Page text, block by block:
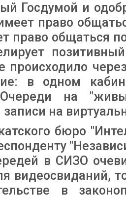
Госдумой и
право
право общаться
происходило
в одном
Очереди на
записи на
бюро
в СИЗО
видеосвиданий,
в